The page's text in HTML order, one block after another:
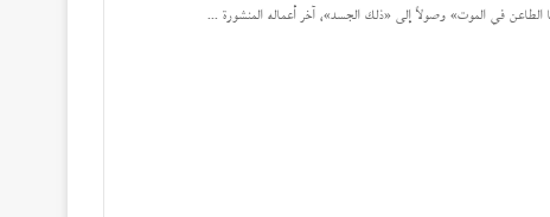
في الموت» وصولاً إلى «ذلك الجسد»، آخر أعماله المنشورة ...